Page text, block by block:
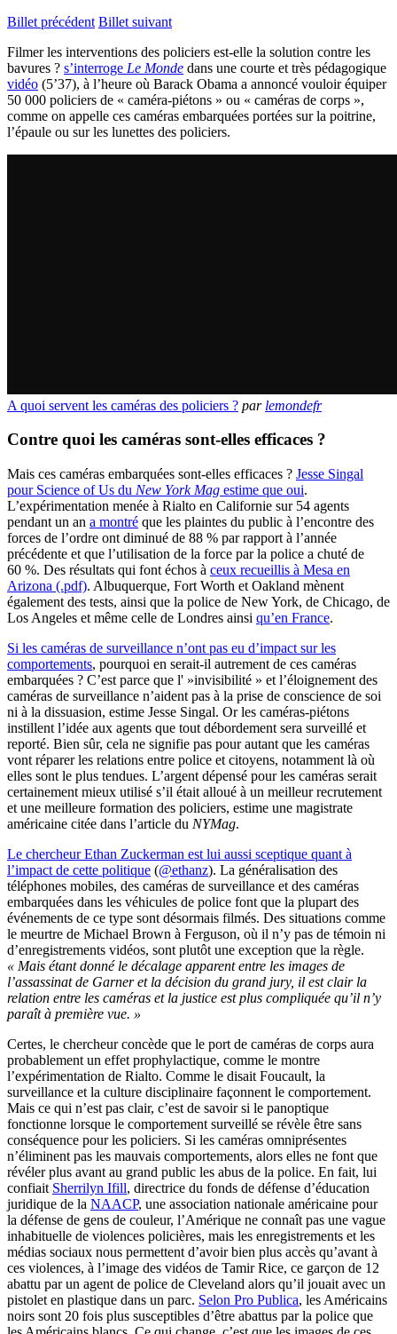
Billet précédent Billet suivant
Filmer les interventions des policiers est-elle la solution contre les
bavures ? s’interroge Le Monde dans une courte et très pédagogique
vidéo (5’37), à l’heure où Barack Obama a annoncé vouloir équiper
50 000 policiers de « caméra-piétons » ou « caméras de corps »,
comme on appelle ces caméras embarquées portées sur la poitrine,
l’épaule ou sur les lunettes des policiers.
A quoi servent les caméras des policiers ? par lemondefr
Contre quoi les caméras sont-elles efficaces ?
Mais ces caméras embarquées sont-elles efficaces ? Jesse Singal
pour Science of Us du New York Mag estime que oui.
L’expérimentation menée à Rialto en Californie sur 54 agents
pendant un an a montré que les plaintes du public à l’encontre des
forces de l’ordre ont diminué de 88 % par rapport à l’année
précédente et que l’utilisation de la force par la police a chuté de
60 %. Des résultats qui font échos à ceux recueillis à Mesa en
Arizona (.pdf). Albuquerque, Fort Worth et Oakland mènent
également des tests, ainsi que la police de New York, de Chicago, de
Los Angeles et même celle de Londres ainsi qu’en France.
Si les caméras de surveillance n’ont pas eu d’impact sur les
comportements, pourquoi en serait-il autrement de ces caméras
embarquées ? C’est parce que l' »invisibilité » et l’éloignement des
caméras de surveillance n’aident pas à la prise de conscience de soi
ni à la dissuasion, estime Jesse Singal. Or les caméras-piétons
instillent l’idée aux agents que tout débordement sera surveillé et
reporté. Bien sûr, cela ne signifie pas pour autant que les caméras
vont réparer les relations entre police et citoyens, notamment là où
elles sont le plus tendues. L’argent dépensé pour les caméras serait
certainement mieux utilisé s’il était alloué à un meilleur recrutement
et une meilleure formation des policiers, estime une magistrate
américaine citée dans l’article du NYMag.
Le chercheur Ethan Zuckerman est lui aussi sceptique quant à
l’impact de cette politique (@ethanz). La généralisation des
téléphones mobiles, des caméras de surveillance et des caméras
embarquées dans les véhicules de police font que la plupart des
événements de ce type sont désormais filmés. Des situations comme
le meurtre de Michael Brown à Ferguson, où il n’y pas de témoin ni
d’enregistrements vidéos, sont plutôt une exception que la règle.
« Mais étant donné le décalage apparent entre les images de
l’assassinat de Garner et la décision du grand jury, il est clair la
relation entre les caméras et la justice est plus compliquée qu’il n’y
paraît à première vue. »
Certes, le chercheur concède que le port de caméras de corps aura
probablement un effet prophylactique, comme le montre
l’expérimentation de Rialto. Comme le disait Foucault, la
surveillance et la culture disciplinaire façonnent le comportement.
Mais ce qui n’est pas clair, c’est de savoir si le panoptique
fonctionne lorsque le comportement surveillé se révèle être sans
conséquence pour les policiers. Si les caméras omniprésentes
n’éliminent pas les mauvais comportements, alors elles ne font que
révéler plus avant au grand public les abus de la police. En fait, lui
confiait Sherrilyn Ifill, directrice du fonds de défense d’éducation
juridique de la NAACP, une association nationale américaine pour
la défense de gens de couleur, l’Amérique ne connaît pas une vague
inhabituelle de violences policières, mais les enregistrements et les
médias sociaux nous permettent d’avoir bien plus accès qu’avant à
ces violences, à l’image des vidéos de Tamir Rice, ce garçon de 12
abattu par un agent de police de Cleveland alors qu’il jouait avec un
pistolet en plastique dans un parc. Selon Pro Publica, les Américains
noirs sont 20 fois plus susceptibles d’être abattus par la police que